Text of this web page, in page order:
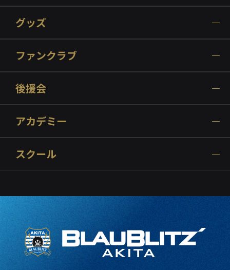
グッズ
ファンクラブ
後援会
アカデミー
スクール